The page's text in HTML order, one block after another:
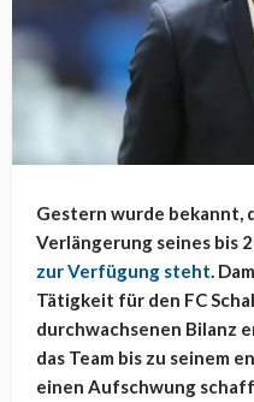
Gestern wurde bekannt,
Verlängerung seines bis
zur Verfügung steht.
Tätigkeit für den FC
durchwachsenen Bilanz
das Team bis zu seinem
einen Aufschwung